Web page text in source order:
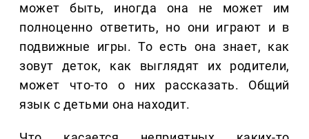
может быть, иногда она не может им
полноценно ответить, но они играют и в
подвижные игры. То есть она знает, как
зовут деток, как выглядят их родители,
может что-то о них рассказать. Общий
язык с детьми она находит.